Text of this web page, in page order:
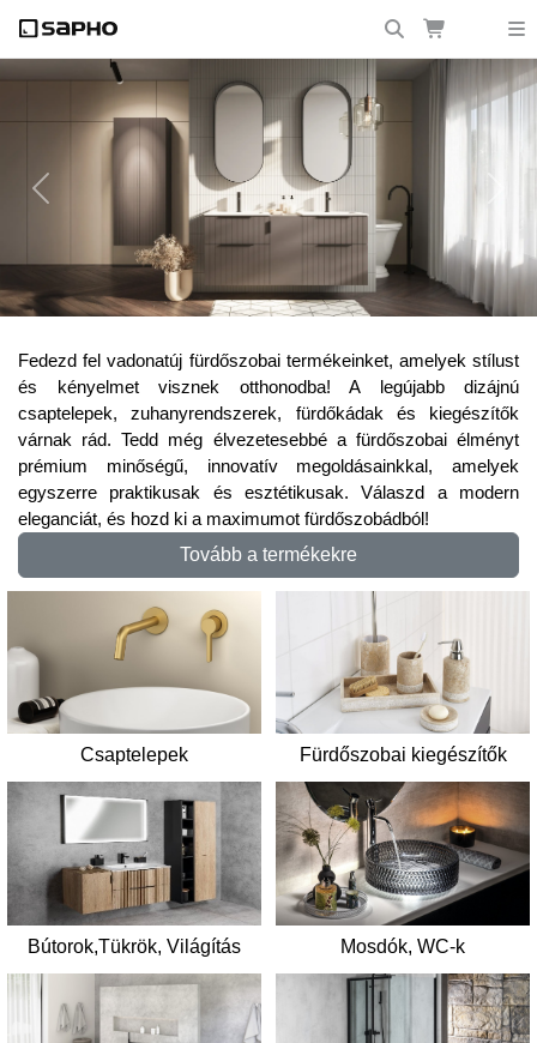
Previous
trendekkel!
Fedezd fel vadonatúj fürdőszobai termékeinket, amelyek stílust
és kényelmet visznek otthonodba! A legújabb dizájnú
csaptelepek, zuhanyrendszerek, fürdőkádak és kiegészítők
várnak rád. Tedd még élvezetesebbé a fürdőszobai élményt
prémium minőségű, innovatív megoldásainkkal, amelyek
egyszerre praktikusak és esztétikusak. Válaszd a modern
eleganciát, és hozd ki a maximumot fürdőszobádból!
Tovább a termékekre
Csaptelepek Fürdőszobai kiegészítők
Bútorok,Tükrök, Világítás Mosdók, WC-k